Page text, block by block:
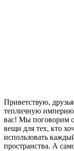
Приветствую,
тепличную империю
вас! Мы поговорим
вещи для тех, кто
использовать
пространства. А